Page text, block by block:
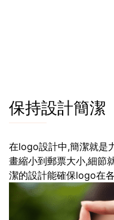
保持設計簡潔
在logo設計中,簡潔就是
畫縮小到郵票大小,細節
潔的設計能確保logo在